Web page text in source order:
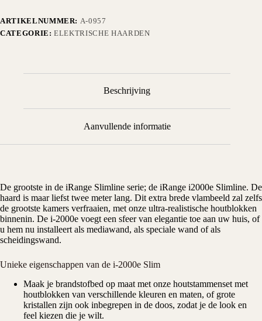
ARTIKELNUMMER: A-0957
CATEGORIE:ELEKTRISCHE HAARDEN
Beschrijving
Aanvullende informatie
De grootste in de iRange Slimline serie; de iRange i2000e Slimline. De
haard is maar liefst twee meter lang. Dit extra brede vlambeeld zal zelfs
de grootste kamers verfraaien, met onze ultra-realistische houtblokken
binnenin. De i-2000e voegt een sfeer van elegantie toe aan uw huis, of
u hem nu installeert als mediawand, als speciale wand of als
scheidingswand.
Unieke eigenschappen van de i-2000e Slim
Maak je brandstofbed op maat met onze houtstammenset met
houtblokken van verschillende kleuren en maten, of grote
kristallen zijn ook inbegrepen in de doos, zodat je de look en
feel kiezen die je wilt.